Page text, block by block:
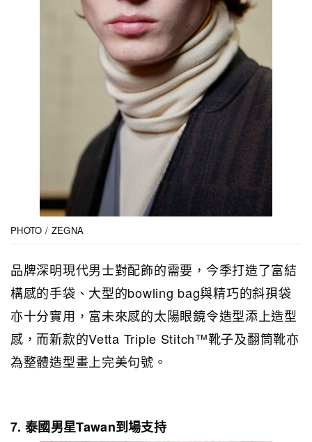
PHOTO / ZEGNA
品牌深明現代男士對配飾的需要，今季打造了富結
構感的手袋、大型的bowling bag與精巧的斜孭袋
亦十分實用，富未來感的太陽眼鏡令造型添上造型
感，而新款的Vetta Triple Stitch™靴子及翻筒靴亦
為整體造型畫上完美句號。
7. 泰國男星Tawan到場支持